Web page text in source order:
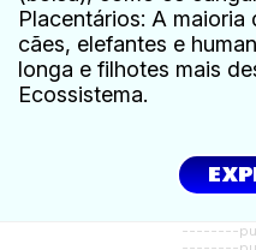
Placentários: A
cães, elefantes e
longa e filhotes mais
Ecossistema.
--------